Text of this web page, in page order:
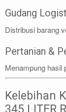
Gudang
Distribusi barang
Pertanian &
Menampung hasil
Kelebihan
345 LITER